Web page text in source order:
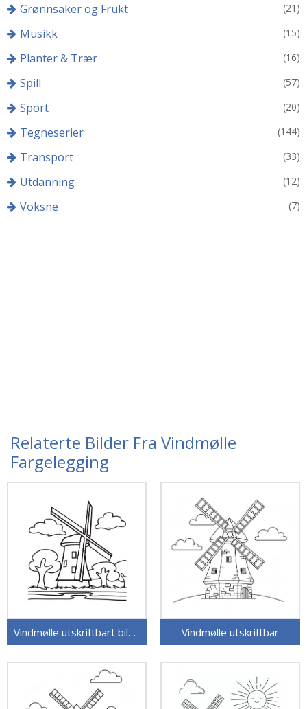
Grønnsaker og Frukt (21)
Musikk (15)
Planter & Trær (16)
Spill (57)
Sport (20)
Tegneserier (144)
Transport (33)
Utdanning (12)
Voksne (7)
Relaterte Bilder Fra Vindmølle
Fargelegging
Vindmølle utskriftbart bilde Vindmølle utskriftbar